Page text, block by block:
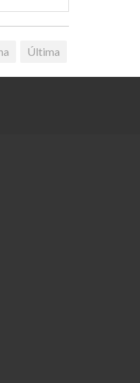
Última